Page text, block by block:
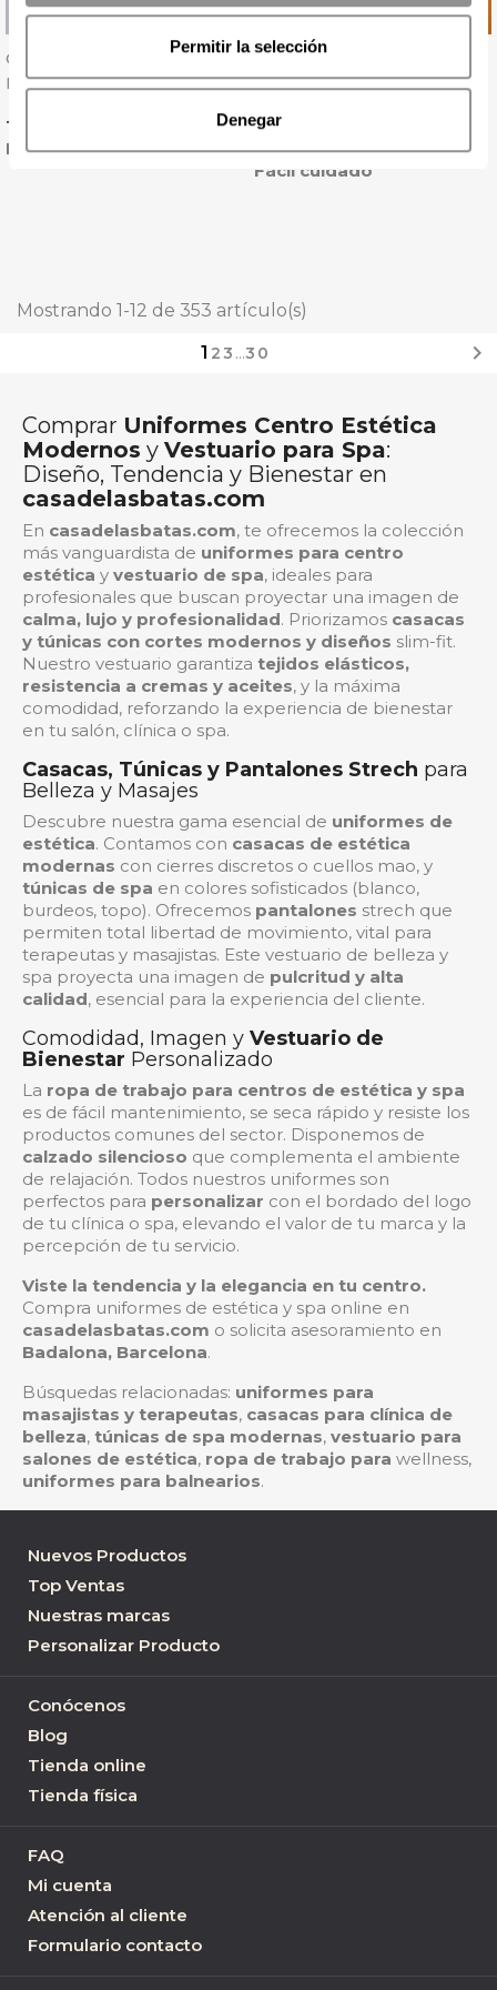
Permitir la selección
Denegar
Casaca Laboral Antártida
Negra Tejido Strech -
Precio
19,79 € + IVA
Lo más vendido
Chaqueta Mujer Vela
Manga Larga - Monza
Precio
27,69 € + IVA
2 colores
Fácil cuidado
Mostrando 1-12 de 353 artículo(s)
1 23 …30 
Comprar Uniformes Centro Estética
Modernos y Vestuario para Spa:
Diseño, Tendencia y Bienestar en
casadelasbatas.com
En casadelasbatas.com, te ofrecemos la colección
más vanguardista de uniformes para centro
estética y vestuario de spa, ideales para
profesionales que buscan proyectar una imagen de
calma, lujo y profesionalidad. Priorizamos casacas
y túnicas con cortes modernos y diseños slim-fit.
Nuestro vestuario garantiza tejidos elásticos,
resistencia a cremas y aceites, y la máxima
comodidad, reforzando la experiencia de bienestar
en tu salón, clínica o spa.
Casacas, Túnicas y Pantalones Strech para
Belleza y Masajes
Descubre nuestra gama esencial de uniformes de
estética. Contamos con casacas de estética
modernas con cierres discretos o cuellos mao, y
túnicas de spa en colores sofisticados (blanco,
burdeos, topo). Ofrecemos pantalones strech que
permiten total libertad de movimiento, vital para
terapeutas y masajistas. Este vestuario de belleza y
spa proyecta una imagen de pulcritud y alta
calidad, esencial para la experiencia del cliente.
Comodidad, Imagen y Vestuario de
Bienestar Personalizado
La ropa de trabajo para centros de estética y spa
es de fácil mantenimiento, se seca rápido y resiste los
productos comunes del sector. Disponemos de
calzado silencioso que complementa el ambiente
de relajación. Todos nuestros uniformes son
perfectos para personalizar con el bordado del logo
de tu clínica o spa, elevando el valor de tu marca y la
percepción de tu servicio.
Viste la tendencia y la elegancia en tu centro.
Compra uniformes de estética y spa online en
casadelasbatas.com o solicita asesoramiento en
Badalona, Barcelona.
Búsquedas relacionadas: uniformes para
masajistas y terapeutas, casacas para clínica de
belleza, túnicas de spa modernas, vestuario para
salones de estética, ropa de trabajo para wellness,
uniformes para balnearios.
Nuevos Productos
Top Ventas
Nuestras marcas
Personalizar Producto
Conócenos
Blog
Tienda online
Tienda física
FAQ
Mi cuenta
Atención al cliente
Formulario contacto